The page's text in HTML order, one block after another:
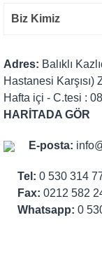
Biz Kimiz
Adres: Balıklı
Hastanesi Karşısı)
Hafta içi - C.tesi :
HARİTADA GÖR
E-posta:
Tel: 0 530 314
Fax: 0212 582
Whatsapp: 0